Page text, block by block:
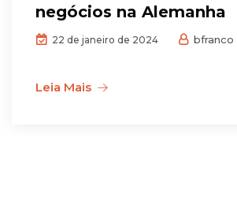
negócios na Alemanha
22 de janeiro de 2024 bfranco
Leia Mais